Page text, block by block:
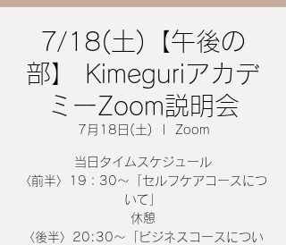
7/18(土)【午後の
部】 Kimeguriアカデ
ミーZoom説明会
7月18日(土) Zoom
当日タイムスケジュール
〈前半〉19：30～「セルフケアコースにつ
いて」
休憩
〈後半〉20:30～「ビジネスコースについ